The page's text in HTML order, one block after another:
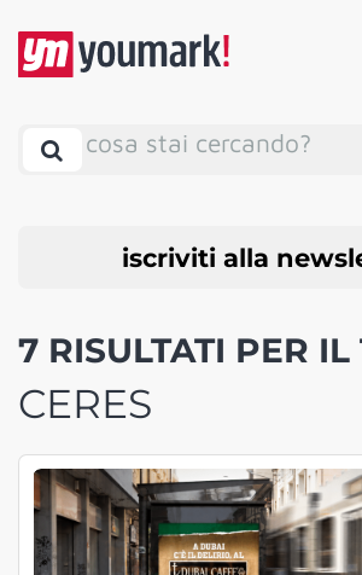
cosa stai cercando?
iscriviti alla
7 RISULTATI PER IL
CERES